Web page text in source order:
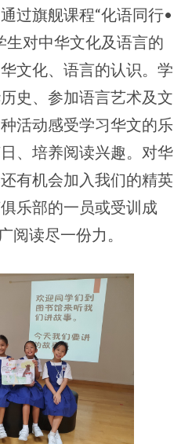
过旗舰课程“化语同行•
生对中华文化及语言的
文化、语言的认识。学
史、参加语言艺术及文
活动感受学习华文的乐
、培养阅读兴趣。对华
有机会加入我们的精英
乐部的一员或受训成
阅读尽一份力。